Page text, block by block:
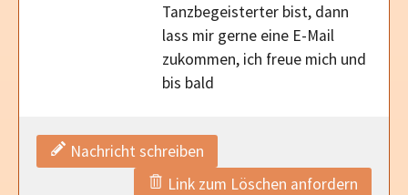
Tanzbegeisterter bist, dann
lass mir gerne eine E-Mail
zukommen, ich freue mich und
bis bald
Nachricht schreiben
Link zum Löschen anfordern